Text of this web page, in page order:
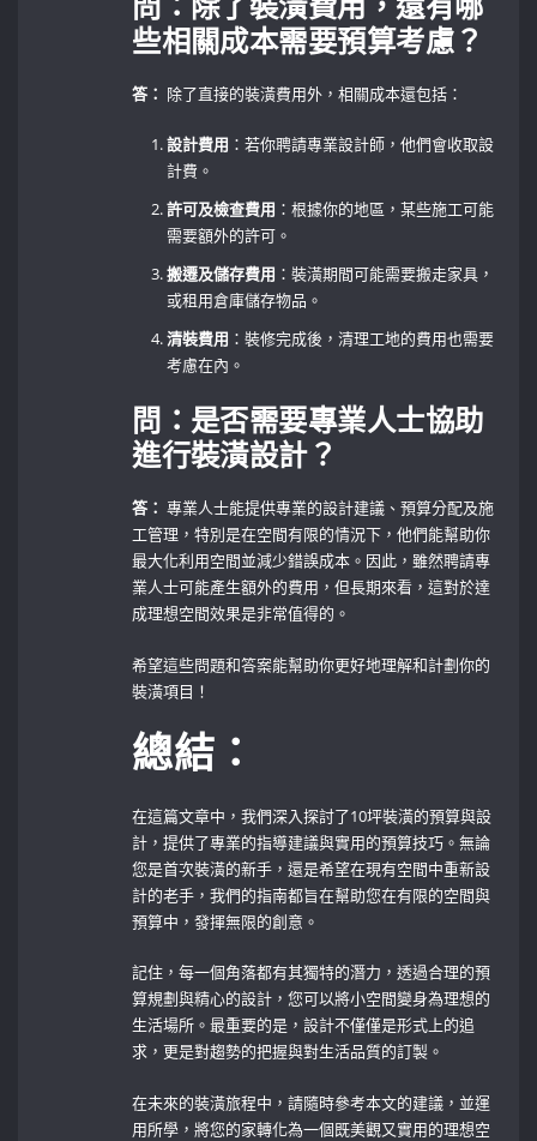
些相關成本需要預算考慮？
答： 除了直接的裝潢費用外，相關成本還包括：
設計費用 ：若你聘請專業設計師，他們會收取設
計費。
許可及檢查費用 ：根據你的地區，某些施工可能
需要額外的許可。
搬遷及儲存費用 ：裝潢期間可能需要搬走家具，
或租用倉庫儲存物品。
清裝費用 ：裝修完成後，清理工地的費用也需要
考慮在內。
問：是否需要專業人士協助
進行裝潢設計？
答： 專業人士能提供專業的設計建議、預算分配及施
工管理，特別是在空間有限的情況下，他們能幫助你
最大化利用空間並減少錯誤成本。因此，雖然聘請專
業人士可能產生額外的費用，但長期來看，這對於達
成理想空間效果是非常值得的。
希望這些問題和答案能幫助你更好地理解和計劃你的
裝潢項目！
總結：
在這篇文章中，我們深入探討了10坪裝潢的預算與設
計，提供了專業的指導建議與實用的預算技巧。無論
您是首次裝潢的新手，還是希望在現有空間中重新設
計的老手，我們的指南都旨在幫助您在有限的空間與
預算中，發揮無限的創意。
記住，每一個角落都有其獨特的潛力，透過合理的預
算規劃與精心的設計，您可以將小空間變身為理想的
生活場所。最重要的是，設計不僅僅是形式上的追
求，更是對趨勢的把握與對生活品質的訂製。
在未來的裝潢旅程中，請隨時參考本文的建議，並運
用所學，將您的家轉化為一個既美觀又實用的理想空